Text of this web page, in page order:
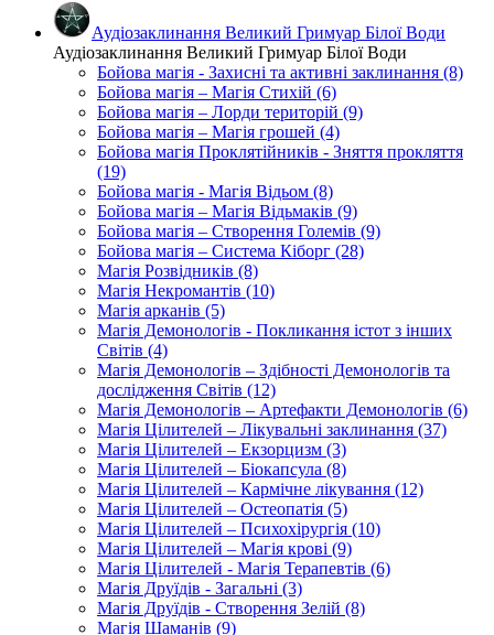
Аудіозаклинання Великий Гримуар Білої Води
Аудіозаклинання Великий Гримуар Білої Води
Бойова магія - Захисні та активні заклинання (8)
Бойова магія – Магія Стихій (6)
Бойова магія – Лорди територій (9)
Бойова магія – Магія грошей (4)
Бойова магія Проклятійників - Зняття прокляття
(19)
Бойова магія - Магія Відьом (8)
Бойова магія – Магія Відьмаків (9)
Бойова магія – Створення Големів (9)
Бойова магія – Система Кіборг (28)
Магія Розвідників (8)
Магія Некромантів (10)
Магія арканів (5)
Магія Демонологів - Покликання істот з інших
Світів (4)
Магія Демонологів – Здібності Демонологів та
дослідження Світів (12)
Магія Демонологів – Артефакти Демонологів (6)
Магія Цілителей – Лікувальні заклинання (37)
Магія Цілителей – Екзорцизм (3)
Магія Цілителей – Біокапсула (8)
Магія Цілителей – Кармічне лікування (12)
Магія Цілителей – Остеопатія (5)
Магія Цілителей – Психохірургія (10)
Магія Цілителей – Магія крові (9)
Магія Цілителей - Магія Терапевтів (6)
Магія Друїдів - Загальні (3)
Магія Друїдів - Створення Зелій (8)
Магія Шаманів (9)